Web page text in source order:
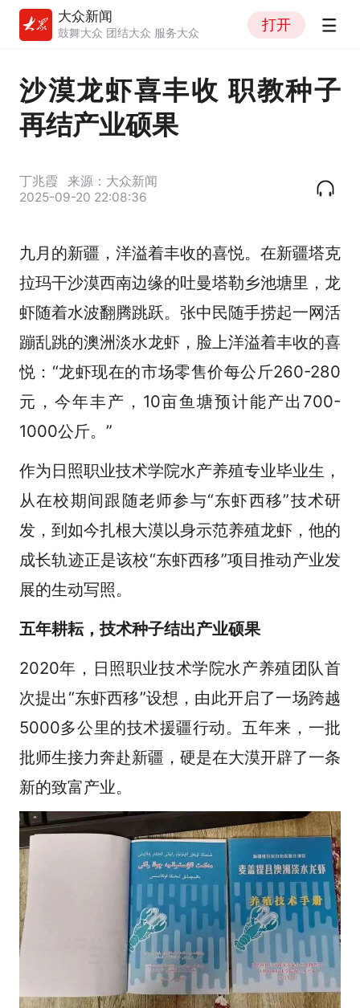
大众新闻
鼓舞大众 团结大众 服务大众
打开
沙漠龙虾喜丰收 职教种子
再结产业硕果
丁兆霞
来源：大众新闻
2025-09-20 22:08:36
九月的新疆，洋溢着丰收的喜悦。在新疆塔克
拉玛干沙漠西南边缘的吐曼塔勒乡池塘里，龙
虾随着水波翻腾跳跃。张中民随手捞起一网活
蹦乱跳的澳洲淡水龙虾，脸上洋溢着丰收的喜
悦：“龙虾现在的市场零售价每公斤260-280
元，今年丰产，10亩鱼塘预计能产出700-
1000公斤。”
作为日照职业技术学院水产养殖专业毕业生，
从在校期间跟随老师参与“东虾西移”技术研
发，到如今扎根大漠以身示范养殖龙虾，他的
成长轨迹正是该校“东虾西移”项目推动产业发
展的生动写照。
五年耕耘，技术种子结出产业硕果
2020年，日照职业技术学院水产养殖团队首
次提出“东虾西移”设想，由此开启了一场跨越
5000多公里的技术援疆行动。五年来，一批
批师生接力奔赴新疆，硬是在大漠开辟了一条
新的致富产业。